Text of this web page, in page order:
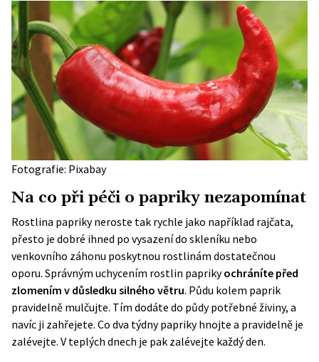
Fotografie: Pixabay
Na co při péči o papriky nezapomínat
Rostlina papriky neroste tak rychle jako například rajčata,
přesto je dobré ihned po vysazení do skleníku nebo
venkovního záhonu poskytnou rostlinám dostatečnou
oporu. Správným uchycením rostlin paprikyochráníte před
zlomením v důsledku silného větru. Půdu kolem paprik
pravidelně mulčujte. Tím dodáte do půdy potřebné živiny, a
navíc ji zahřejete. Co dva týdny papriky hnojte a pravidelně je
zalévejte. V teplých dnech je pak zalévejte každý den.